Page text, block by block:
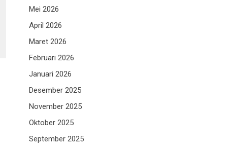
Mei 2026
April 2026
Maret 2026
Februari 2026
Januari 2026
Desember 2025
November 2025
Oktober 2025
September 2025